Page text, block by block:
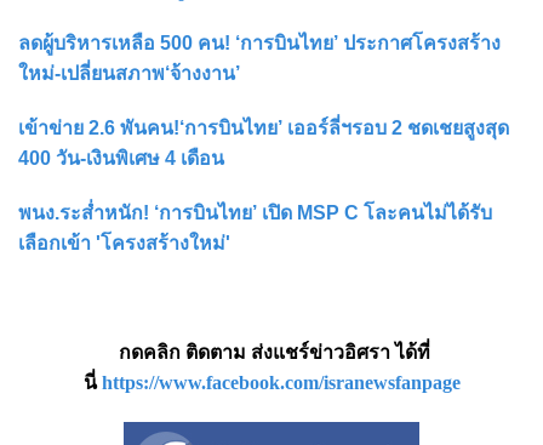
ลดผู้บริหารเหลือ 500 คน! ‘การบินไทย’ ประกาศโครงสร้าง
ใหม่-เปลี่ยนสภาพ‘จ้างงาน’
เข้าข่าย 2.6 พันคน!‘การบินไทย’ เออร์ลี่ฯรอบ 2 ชดเชยสูงสุด
400 วัน-เงินพิเศษ 4 เดือน
พนง.ระส่ำหนัก! ‘การบินไทย’ เปิด MSP C โละคนไม่ได้รับ
เลือกเข้า 'โครงสร้างใหม่'
กดคลิก ติดตาม ส่งแชร์ข่าวอิศรา ได้ที่
นี่ https://www.facebook.com/isranewsfanpage